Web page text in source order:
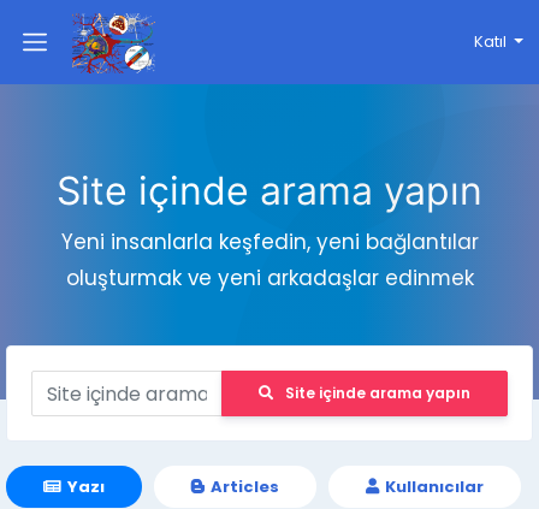
Katıl
Site içinde arama yapın
Yeni insanlarla keşfedin, yeni bağlantılar
oluşturmak ve yeni arkadaşlar edinmek
Site içinde arama yapın
Yazı Articles Kullanıcılar